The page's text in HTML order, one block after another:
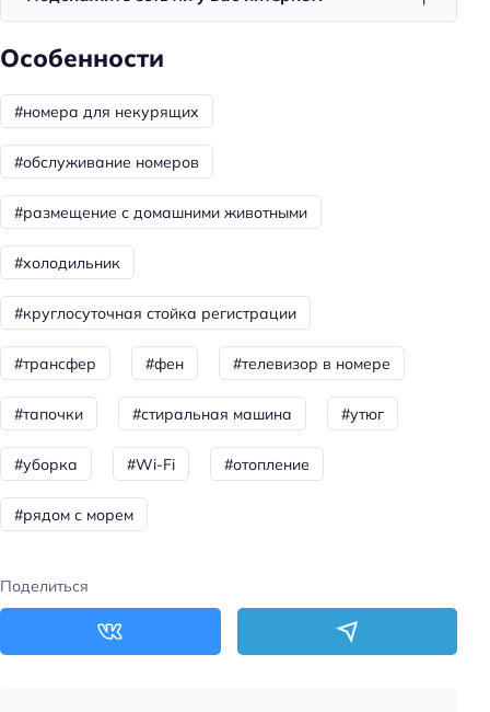
Пляжная линия: 3-я линия
Тип пляжа: галечный
Общая информация
Отопление
Круглосуточная регистрация
Номеров: 22
Способ оплаты: наличными
Доступность
Доступность входа на инвалидной коляске:
недоступно
Доступность помещения на инвалидной коляске:
недоступно
Главное
Пляжная линия: 3-я линия
Особенности
#номера для некурящих
#обслуживание номеров
#размещение с домашними животными
#холодильник
#круглосуточная стойка регистрации
#трансфер #фен #телевизор в номере
#тапочки #стиральная машина #утюг
#уборка #Wi-Fi #отопление
#рядом с морем
Поделиться